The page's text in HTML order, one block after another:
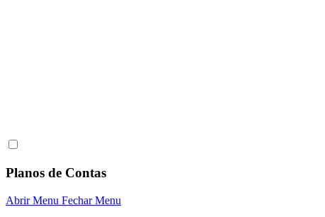
Planos de Contas
Abrir Menu Fechar Menu